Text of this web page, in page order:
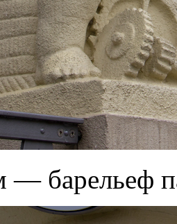
— барельеф